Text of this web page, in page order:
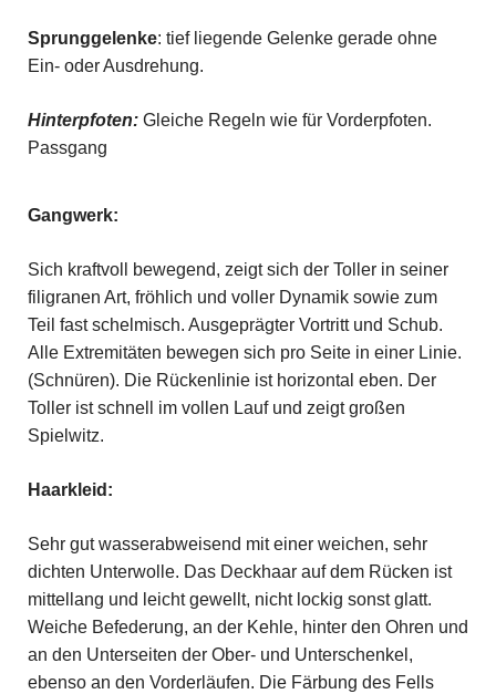
Sprunggelenke: tief liegende Gelenke gerade ohne
Ein- oder Ausdrehung.
Hinterpfoten:Gleiche Regeln wie für Vorderpfoten.
Passgang
Gangwerk:
Sich kraftvoll bewegend, zeigt sich der Toller in seiner
filigranen Art, fröhlich und voller Dynamik sowie zum
Teil fast schelmisch. Ausgeprägter Vortritt und Schub.
Alle Extremitäten bewegen sich pro Seite in einer Linie.
(Schnüren). Die Rückenlinie ist horizontal eben. Der
Toller ist schnell im vollen Lauf und zeigt großen
Spielwitz.
Haarkleid:
Sehr gut wasserabweisend mit einer weichen, sehr
dichten Unterwolle. Das Deckhaar auf dem Rücken ist
mittellang und leicht gewellt, nicht lockig sonst glatt.
Weiche Befederung, an der Kehle, hinter den Ohren und
an den Unterseiten der Ober- und Unterschenkel,
ebenso an den Vorderläufen. Die Färbung des Fells